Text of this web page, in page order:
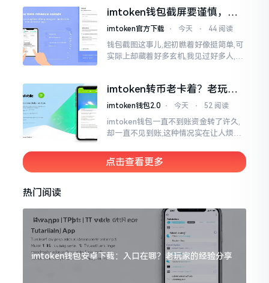
imtoken钱包截屏要谨慎，别
把隐私当儿戏
imtoken官方下载 ⋅ 今天 ⋅ 44 阅读
钱包截图这事儿,起初瞧着好像挺简单,可
实际上却藏着好多玄机,我见过好多人,总
得
imtoken转币老卡着？老玩家
教你几招搞定
imtoken钱包2.0 ⋅ 今天 ⋅ 52 阅读
imtoken钱包一直不到账资金转了许久,
却一直不见到账,这种情况实在让人烦躁,
遇到过类似困扰,那时内心焦急,像被困在
热锅上的蚂蚁,慌乱无措。
点击查看更多
热门阅读
imtoken钱包安卓下载：入口在哪？老玩家的经验分享